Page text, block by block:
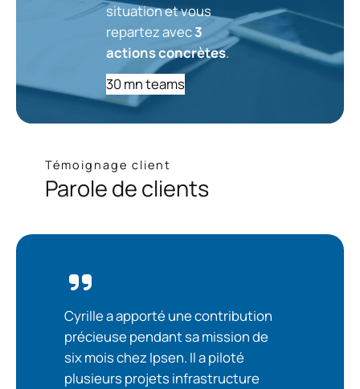
situation et vous
repartez avec3
actions concrètes.
30 mn teams
Témoignage client
Parole de clients
Cyrille a apporté une contribution
précieuse pendant sa mission de
six mois chez Ipsen. Il a piloté
plusieurs projets infrastructure